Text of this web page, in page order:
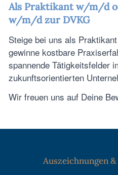
Als Praktikant w/m/d
w/m/d zur DVKG
Steige bei uns als
gewinne kostbare
spannende Tätigkeitsfelder
zukunftsorientierten
Wir freuen uns auf Deine
Auszeichnungen